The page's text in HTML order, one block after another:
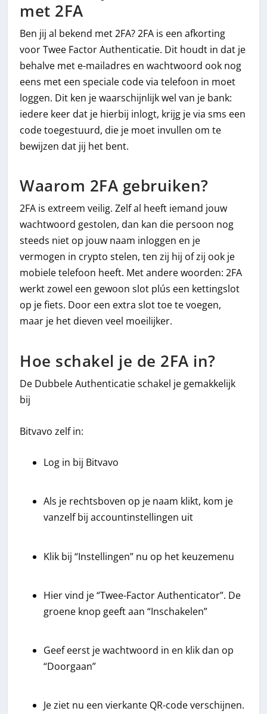
met 2FA
Ben jij al bekend met 2FA? 2FA is een afkorting
voor Twee Factor Authenticatie. Dit houdt in dat je
behalve met e-mailadres en wachtwoord ook nog
eens met een speciale code via telefoon in moet
loggen. Dit ken je waarschijnlijk wel van je bank:
iedere keer dat je hierbij inlogt, krijg je via sms een
code toegestuurd, die je moet invullen om te
bewijzen dat jij het bent.
Waarom 2FA gebruiken?
2FA is extreem veilig. Zelf al heeft iemand jouw
wachtwoord gestolen, dan kan die persoon nog
steeds niet op jouw naam inloggen en je
vermogen in crypto stelen, ten zij hij of zij ook je
mobiele telefoon heeft. Met andere woorden: 2FA
werkt zowel een gewoon slot plús een kettingslot
op je fiets. Door een extra slot toe te voegen,
maar je het dieven veel moeilijker.
Hoe schakel je de 2FA in?
De Dubbele Authenticatie schakel je gemakkelijk
bij
Bitvavo zelf in:
Log in bij Bitvavo
Als je rechtsboven op je naam klikt, kom je
vanzelf bij accountinstellingen uit
Klik bij “Instellingen” nu op het keuzemenu
Hier vind je “Twee-Factor Authenticator”. De
groene knop geeft aan “Inschakelen”
Geef eerst je wachtwoord in en klik dan op
“Doorgaan”
Je ziet nu een vierkante QR-code verschijnen.